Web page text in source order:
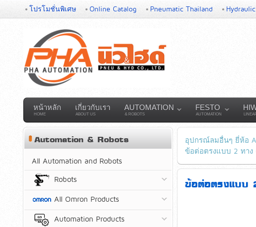
โปรโมชั่นพิเศษ Online Catalog Pneumatic Thailand
หน้าหลัก
HOME
เกี่ยวกับเรา
ABOUT US
AUTOMATION
& ROBOTS
FESTO
AUTOMATION
อุปกรณ์ลมอื่นๆ ยี่ห้อ
ข้อต่อตรงแบบ 2 ทาง
ข้อต่อตรงแบบ
Automation & Robots
All Automation and Robots
Robots
All Omron Products
Automation Products